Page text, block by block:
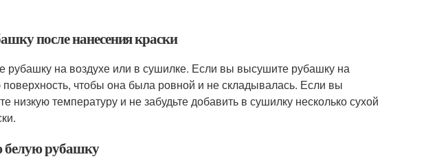
после нанесения краски
рубашку на воздухе или в сушилке. Если вы высушите рубашку на
чтобы она была ровной и не складывалась. Если вы
низкую температуру и не забудьте добавить в сушилку несколько сухой
белую рубашку